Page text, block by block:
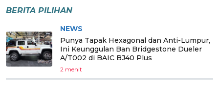
BERITA PILIHAN
NEWS
Punya Tapak Hexagonal dan Anti-Lumpur,
Ini Keunggulan Ban Bridgestone Dueler
A/T002 di BAIC BJ40 Plus
2 menit